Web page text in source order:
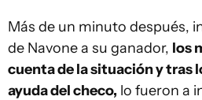
Más de un minuto después,
de Navone a su ganador, los
cuenta de la situación y tras
ayuda del checo, lo fueron a